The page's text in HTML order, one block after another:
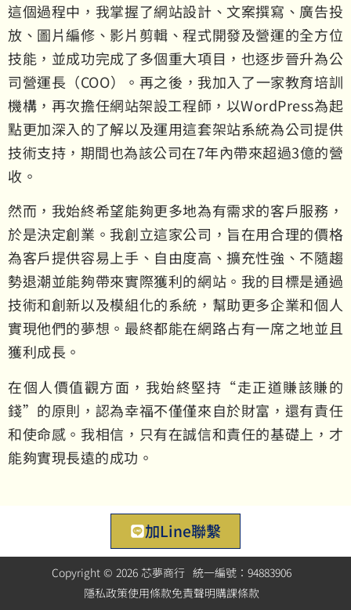
這個過程中，我掌握了網站設計、文案撰寫、廣告投
放、圖片編修、影片剪輯、程式開發及營運的全方位
技能，並成功完成了多個重大項目，也逐步晉升為公
司營運長（COO）。再之後，我加入了一家教育培訓
機構，再次擔任網站架設工程師，以WordPress為起
點更加深入的了解以及運用這套架站系統為公司提供
技術支持，期間也為該公司在7年內帶來超過3億的營
收。
然而，我始終希望能夠更多地為有需求的客戶服務，
於是決定創業。我創立這家公司，旨在用合理的價格
為客戶提供容易上手、自由度高、擴充性強、不隨趨
勢退潮並能夠帶來實際獲利的網站。我的目標是通過
技術和創新以及模組化的系統，幫助更多企業和個人
實現他們的夢想。最終都能在網路占有一席之地並且
獲利成長。
在個人價值觀方面，我始終堅持“走正道賺該賺的
錢”的原則，認為幸福不僅僅來自於財富，還有責任
和使命感。我相信，只有在誠信和責任的基礎上，才
能夠實現長遠的成功。
加Line聯繫
Copyright © 2026 芯夢商行 統一編號：94883906
隱私政策使用條款免責聲明購課條款